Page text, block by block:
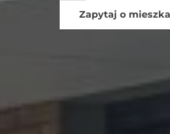
Zapytaj o